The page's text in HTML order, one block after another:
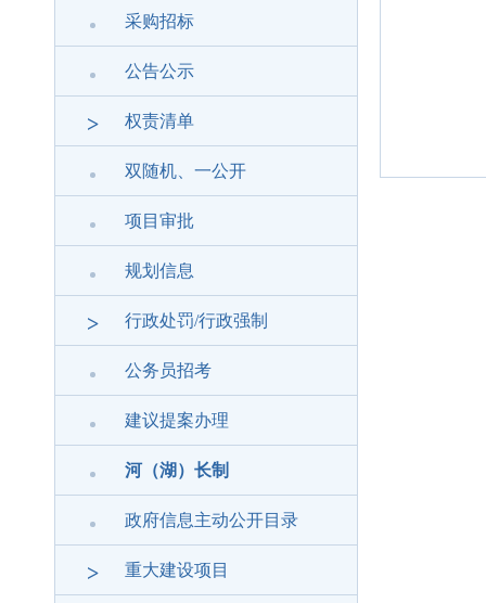
采购招标
公告公示
> 权责清单
双随机、一公开
项目审批
规划信息
> 行政处罚/行政强制
公务员招考
建议提案办理
河（湖）长制
政府信息主动公开目录
> 重大建设项目